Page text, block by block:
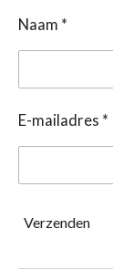
Naam *
E-mailadres *
Verzenden